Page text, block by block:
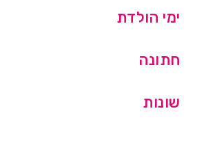
ימי הולדת
חתונה
שונות